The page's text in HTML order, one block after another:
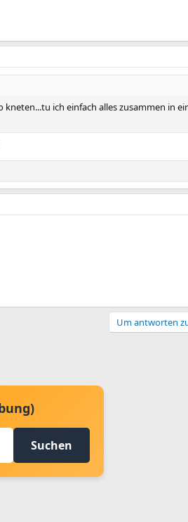
ich einfach alles zusammen in
Um antworten
Suchen